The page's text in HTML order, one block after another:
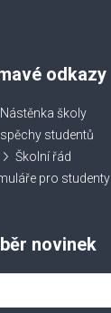
odkazy
Nástěnka školy
studentů
Školní řád
pro studenty
novinek